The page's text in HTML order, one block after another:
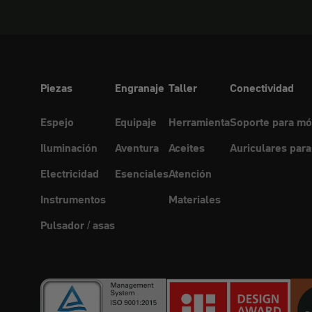
Piezas
Espejo
Iluminación
Electricidad
Instrumentos
Pulsador / asas
Engranaje
Equipaje
Aventura
Esenciales
Taller
Herramienta
Aceites
Atención
Materiales
Conectividad
Soporte para
Auriculares